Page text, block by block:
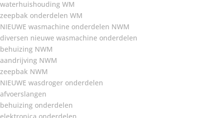
waterhuishouding WM
zeepbak onderdelen WM
NIEUWE wasmachine onderdelen NWM
diversen nieuwe wasmachine onderdelen
behuizing NWM
aandrijving NWM
zeepbak NWM
NIEUWE wasdroger onderdelen
afvoerslangen
behuizing onderdelen